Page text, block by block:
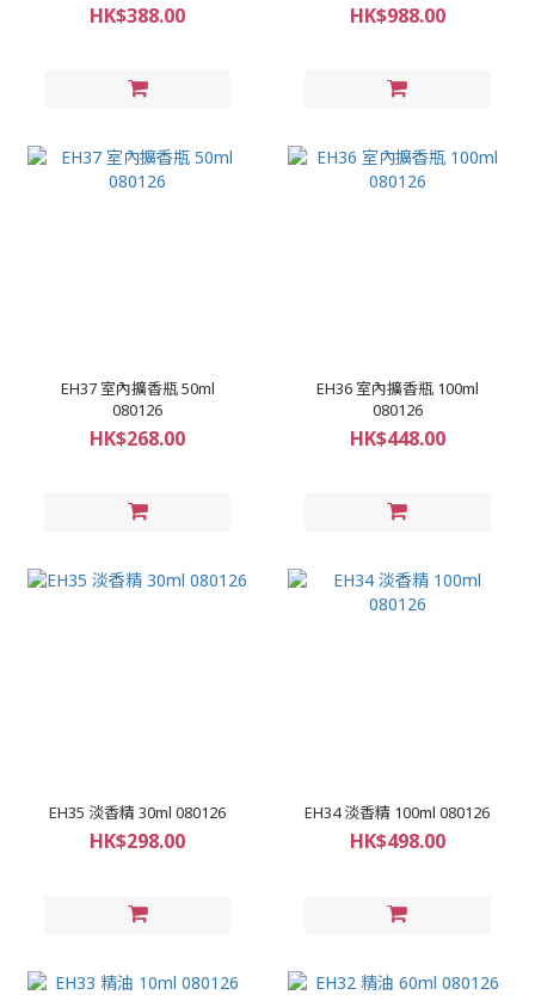
HK$388.00 HK$988.00
EH37 室內擴香瓶 50ml
080126
HK$268.00
EH36 室內擴香瓶 100ml
080126
HK$448.00
EH35 淡香精 30ml 080126
HK$298.00
EH34 淡香精 100ml 080126
HK$498.00